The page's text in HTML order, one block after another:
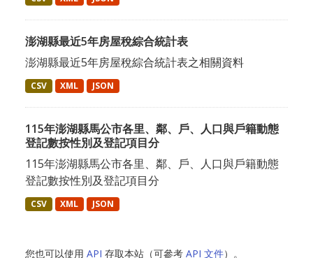
澎湖縣最近5年房屋稅綜合統計表
澎湖縣最近5年房屋稅綜合統計表之相關資料
CSV XML JSON
115年澎湖縣馬公市各里、鄰、戶、人口與戶籍動態
登記數按性別及登記項目分
115年澎湖縣馬公市各里、鄰、戶、人口與戶籍動態
登記數按性別及登記項目分
CSV XML JSON
您也可以使用 API 存取本站（可參考 API 文件）。